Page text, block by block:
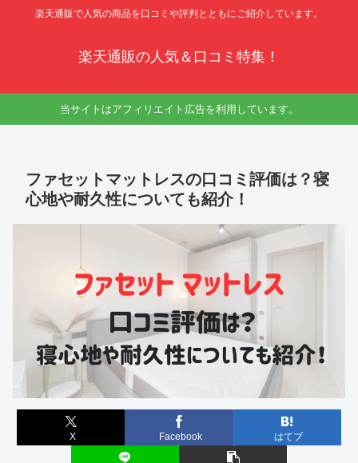
楽天通販で人気の商品を口コミや評判とともにご紹介しています。
楽天通販の人気＆口コミ特集！
当サイトはアフィリエイト広告を利用しています。
ファセットマットレスの口コミ評価は？寝
心地や耐久性についても紹介！
X Facebook はてブ